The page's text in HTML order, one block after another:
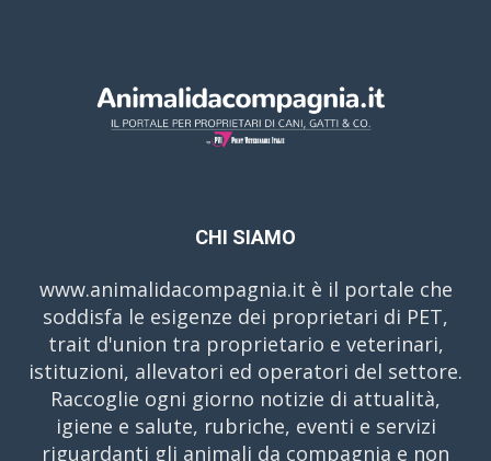
CHI SIAMO
www.animalidacompagnia.it è il portale che
soddisfa le esigenze dei proprietari di PET,
trait d'union tra proprietario e veterinari,
istituzioni, allevatori ed operatori del settore.
Raccoglie ogni giorno notizie di attualità,
igiene e salute, rubriche, eventi e servizi
riguardanti gli animali da compagnia e non